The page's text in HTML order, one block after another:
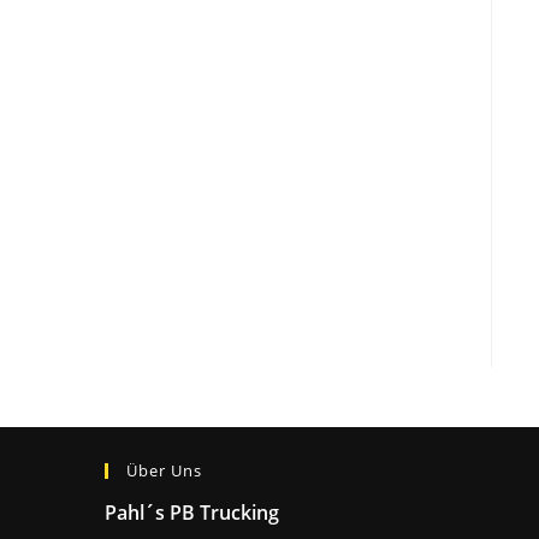
Über Uns
Pahl´s PB Trucking